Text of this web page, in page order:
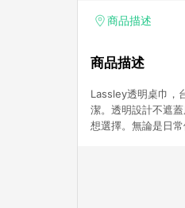
商品描述
商品描述
Lassley透明桌巾，
潔。透明設計不遮
想選擇。無論是日